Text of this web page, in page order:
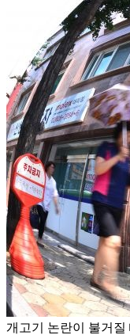
개고기 논란이 불거